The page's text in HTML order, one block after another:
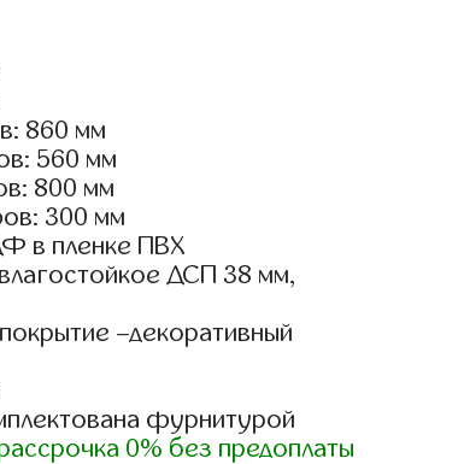
860 мм
560 мм
800 мм
300 мм
в пленке ПВХ
ДСП 38 мм,
–декоративный
фурнитурой
0% без предоплаты